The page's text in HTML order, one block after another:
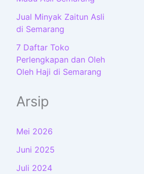
Jual Minyak Zaitun Asli
di Semarang
7 Daftar Toko
Perlengkapan dan Oleh
Oleh Haji di Semarang
Arsip
Mei 2026
Juni 2025
Juli 2024